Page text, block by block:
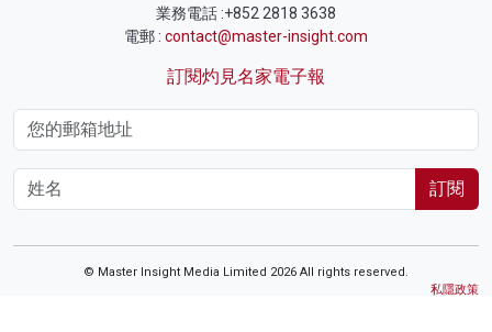
業務電話 :+852 2818 3638
電郵 : contact@master-insight.com
訂閱灼見名家電子報
訂閱
© Master Insight Media Limited 2026 All rights reserved.
私隱政策